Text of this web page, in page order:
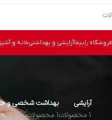
فروشگاه رابیماآرایشی و بهداشتیخانه و
آرایشی
1 محصولات
بهداشت شخصی و
1 محصولات